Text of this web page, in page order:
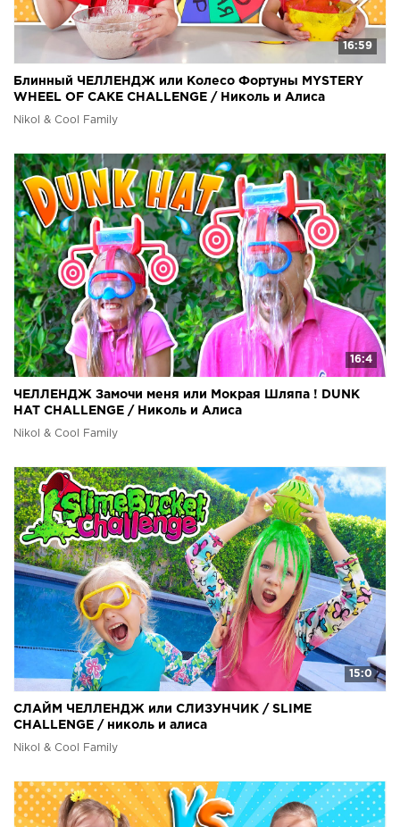
16:59
Блинный ЧЕЛЛЕНДЖ или Колесо Фортуны MYSTERY
WHEEL OF CAKE CHALLENGE / Николь и Алиса
Nikol & Cool Family
16:4
ЧЕЛЛЕНДЖ Замочи меня или Мокрая Шляпа ! DUNK
HAT CHALLENGE / Николь и Алиса
Nikol & Cool Family
15:0
СЛАЙМ ЧЕЛЛЕНДЖ или СЛИЗУНЧИК / SLIME
CHALLENGE / николь и алиса
Nikol & Cool Family